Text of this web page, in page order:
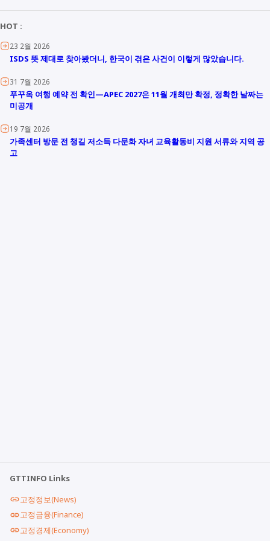
HOT :
23 2월 2026
ISDS 뜻 제대로 찾아봤더니, 한국이 겪은 사건이 이렇게 많았습니다.
31 7월 2026
푸꾸옥 여행 예약 전 확인—APEC 2027은 11월 개최만 확정, 정확한 날짜는
미공개
19 7월 2026
가족센터 방문 전 챙길 저소득 다문화 자녀 교육활동비 지원 서류와 지역 공
고
GTTINFO Links
고정정보(News)
고정금융(Finance)
고정경제(Economy)